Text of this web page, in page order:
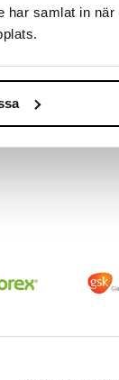
samlat in
laatua, sillä
joka